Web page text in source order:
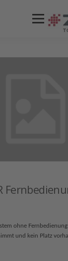
Menü
VIDEOS
ohne
und kein Platz